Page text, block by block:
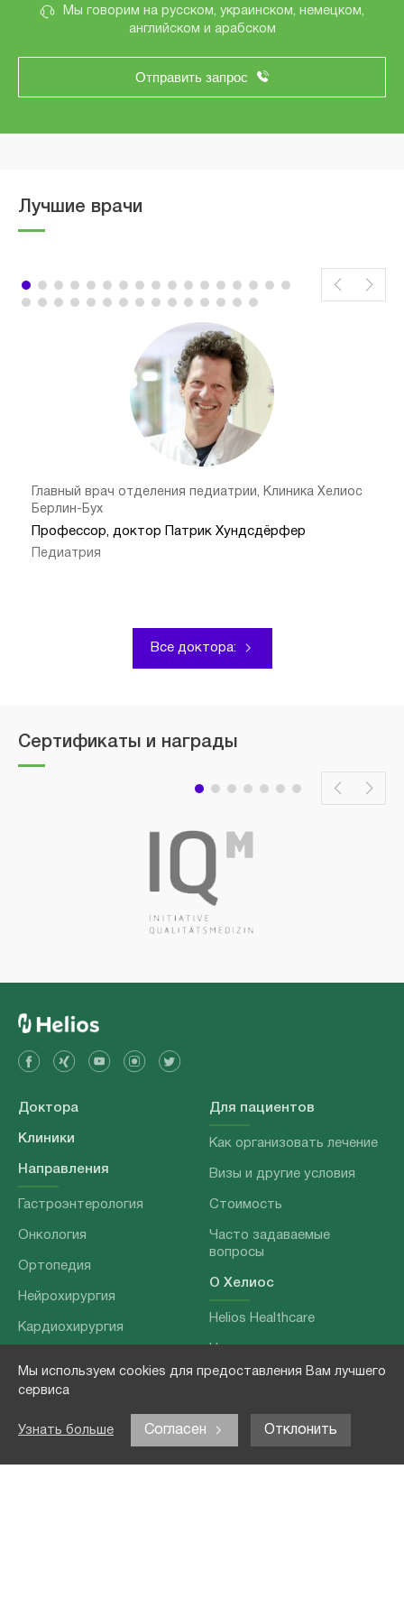
Мы используем cookies для предоставления Вам лучшего
сервиса
Узнать больше Согласен Отклонить
Мы говорим на русском, украинском, немецком,
английском и арабском
Отправить запрос
Лучшие врачи
Главный врач отделения педиатрии, Клиника Хелиос
Берлин-Бух
Профессор, доктор Патрик Хундсдёрфер
Педиатрия
Все доктора:
Сертификаты и награды
Доктора
Клиники
Направления
Гастроэнтерология
Онкология
Ортопедия
Нейрохирургия
Кардиохирургия
Хирургия позвоночника
Для пациентов
Как организовать лечение
Визы и другие условия
Стоимость
Часто задаваемые
вопросы
О Хелиос
Helios Healthcare
О нашей команде